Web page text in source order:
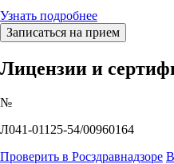
Узнать подробнее
Записаться на прием
Лицензии и
№
Л041-01125-54/00960164
Проверить в Росздравнадзоре